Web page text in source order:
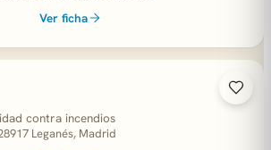
Ver ficha
contra incendios
Leganés, Madrid